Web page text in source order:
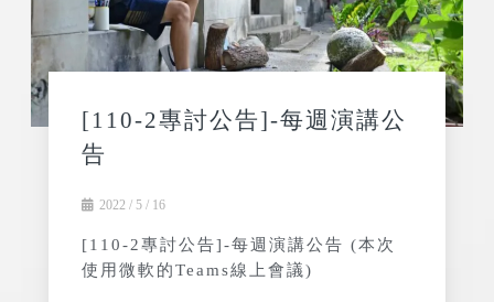
[110-2專討公告]-每週演講公
告
2022 / 5 / 16
[110-2專討公告]-每週演講公告 (本次
使用微軟的Teams線上會議)